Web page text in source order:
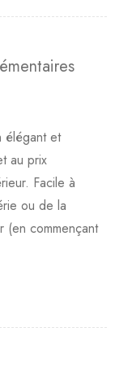
élégant et
au prix
Facile à
ou de la
(en commençant